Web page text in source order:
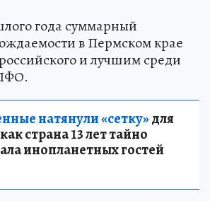
года суммарный
в Пермском крае
и лучшим среди
натянули «сетку»для
страна 13 лет тайно
инопланетных гостей